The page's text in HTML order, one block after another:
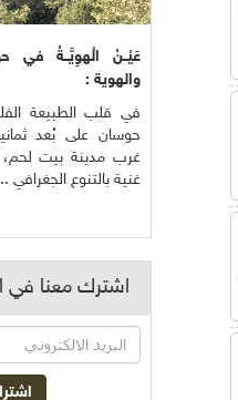
عَيْــنُ الْهوِيَّــةُ
والهوية :
في قلب الطبيعة
حوسان على بُعد
غرب مدينة بيت
غنية بالتنوع الجغرافي
اشترك معنا في